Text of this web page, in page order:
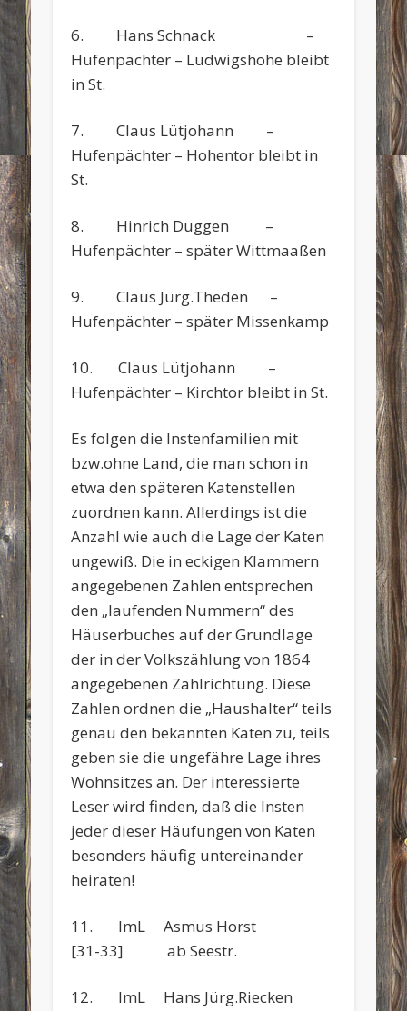
6. Hans Schnack –
Hufenpächter – Ludwigshöhe bleibt
in St.
7. Claus Lütjohann –
Hufenpächter – Hohentor bleibt in
St.
8. Hinrich Duggen –
Hufenpächter – später Wittmaaßen
9. Claus Jürg.Theden –
Hufenpächter – später Missenkamp
10. Claus Lütjohann –
Hufenpächter – Kirchtor bleibt in St.
Es folgen die Instenfamilien mit
bzw.ohne Land, die man schon in
etwa den späteren Katenstellen
zuordnen kann. Allerdings ist die
Anzahl wie auch die Lage der Katen
ungewiß. Die in eckigen Klammern
angegebenen Zahlen entsprechen
den „laufenden Nummern“ des
Häuserbuches auf der Grundlage
der in der Volkszählung von 1864
angegebenen Zählrichtung. Diese
Zahlen ordnen die „Haushalter“ teils
genau den bekannten Katen zu, teils
geben sie die ungefähre Lage ihres
Wohnsitzes an. Der interessierte
Leser wird finden, daß die Insten
jeder dieser Häufungen von Katen
besonders häufig untereinander
heiraten!
11. ImL Asmus Horst
[31-33] ab Seestr.
12. ImL Hans Jürg.Riecken